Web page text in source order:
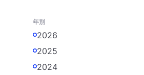
年別
2026
2025
2024